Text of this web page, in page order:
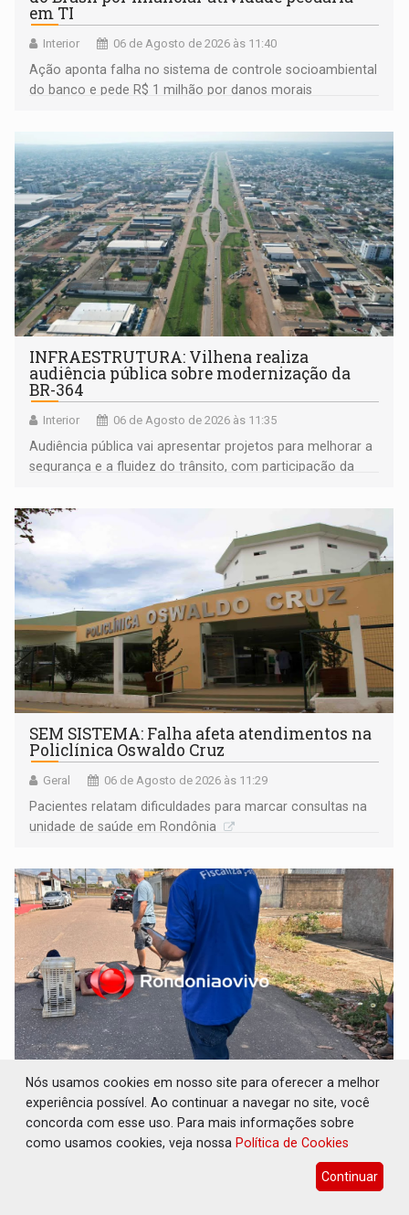
em TI
Interior 06 de Agosto de 2026 às 11:40
Ação aponta falha no sistema de controle socioambiental
do banco e pede R$ 1 milhão por danos morais
INFRAESTRUTURA: Vilhena realiza
audiência pública sobre modernização da
BR-364
Interior 06 de Agosto de 2026 às 11:35
Audiência pública vai apresentar projetos para melhorar a
segurança e a fluidez do trânsito, com participação da
SEM SISTEMA: Falha afeta atendimentos na
Policlínica Oswaldo Cruz
Geral 06 de Agosto de 2026 às 11:29
Pacientes relatam dificuldades para marcar consultas na
unidade de saúde em Rondônia
VÍDEO: Colisão entre motos deixa dois
feridos próximo ao Skate Parque
Polícia 06 de Agosto de 2026 às 11:00
Homem que avançou a preferencial ficou em estado mais
Nós usamos cookies em nosso site para oferecer a melhor
experiência possível. Ao continuar a navegar no site, você
concorda com esse uso. Para mais informações sobre
como usamos cookies, veja nossa Política de Cookies
Continuar